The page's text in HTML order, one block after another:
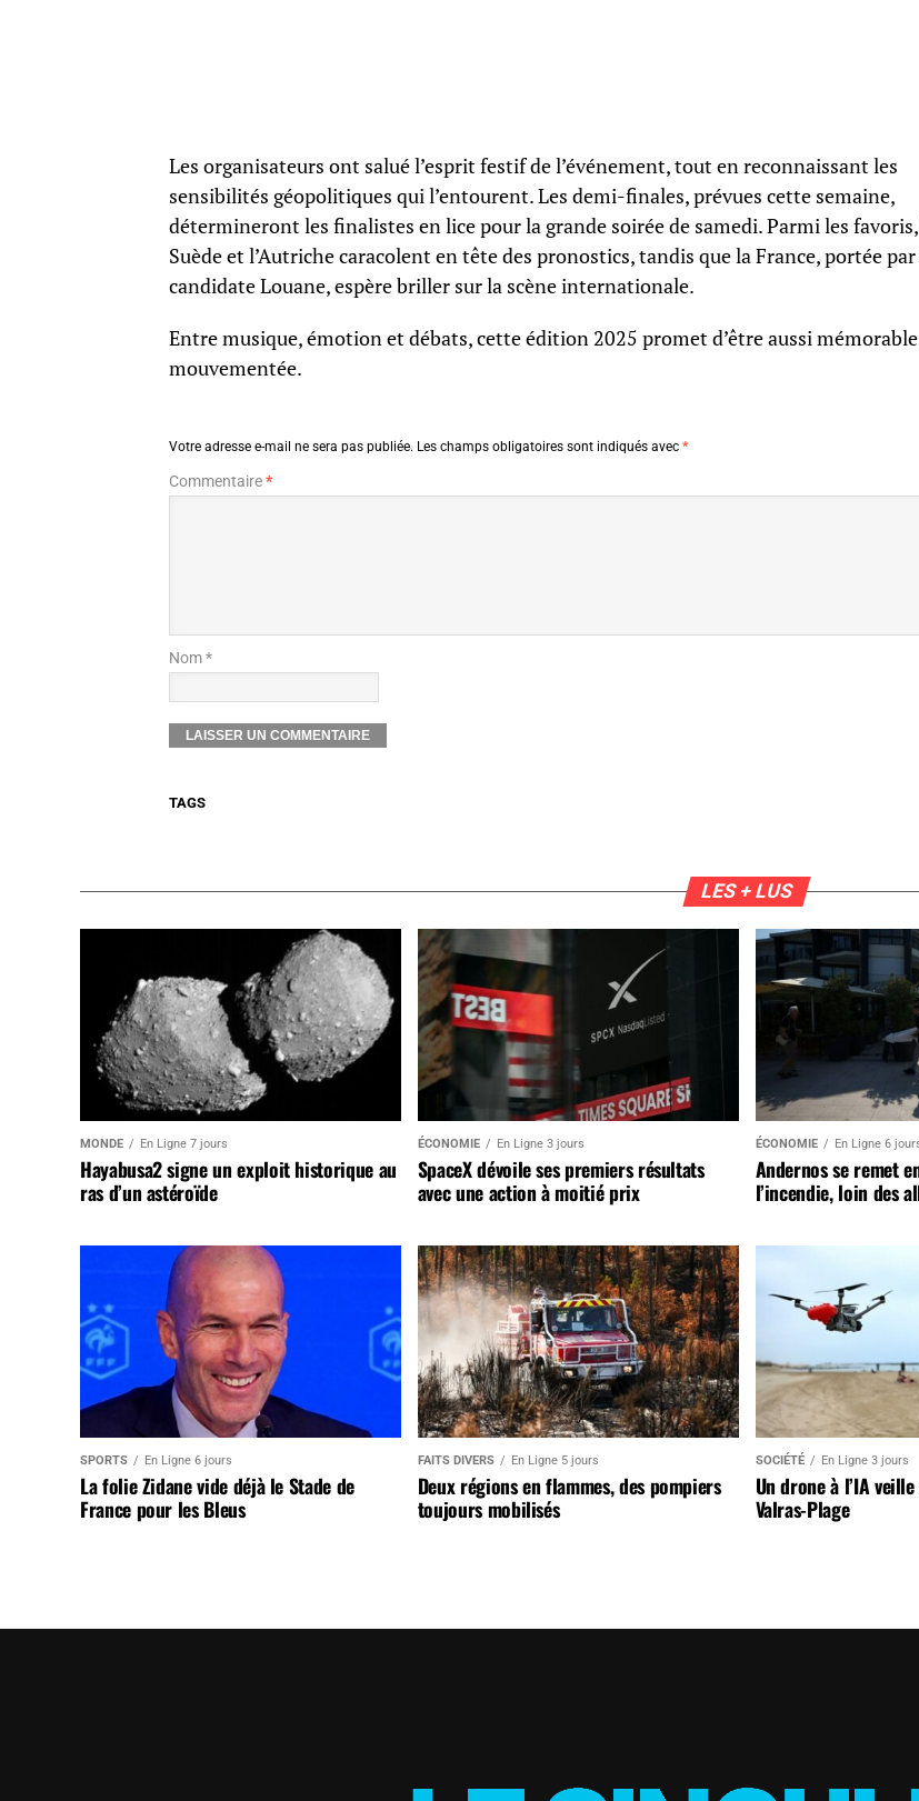
Les organisateurs ont salué l’esprit festif de l’événement, tout en reconnaissant les
sensibilités géopolitiques qui l’entourent. Les demi-finales, prévues cette semaine,
détermineront les finalistes en lice pour la grande soirée de samedi. Parmi les
Suède et l’Autriche caracolent en tête des pronostics, tandis que la France, portée par
candidate Louane, espère briller sur la scène internationale.
Entre musique, émotion et débats, cette édition 2025 promet d’être aussi
mouvementée.
Votre adresse e-mail ne sera pas publiée. Les champs obligatoires sont indiqués avec *
Commentaire*
Nom *
TAGS
LES + LUS
MONDE En Ligne 7 jours
Hayabusa2 signe un exploit historique au
ras d’un astéroïde
ÉCONOMIE En Ligne 3 jours
SpaceX dévoile ses premiers résultats
avec une action à moitié prix
ÉCONOMIE En Ligne 6
Andernos se remet
l’incendie, loin des
SPORTS En Ligne 6 jours
La folie Zidane vide déjà le Stade de
France pour les Bleus
FAITS DIVERS En Ligne 5 jours
Deux régions en flammes, des pompiers
toujours mobilisés
SOCIÉTÉ En Ligne 3 jours
Un drone à l’IA
Valras-Plage